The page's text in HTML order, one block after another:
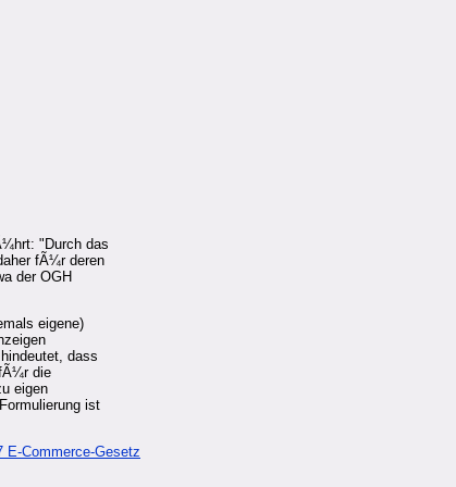
"Durch das
fÃ¼r deren
der OGH
eigene)
dass
die
eigen
ist
E-Commerce-Gesetz